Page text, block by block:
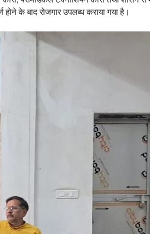
होने के बाद रोजगार उपलब्ध कराया गया है।